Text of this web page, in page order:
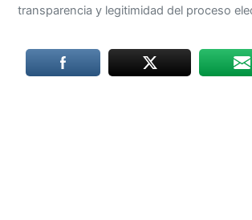
transparencia y legitimidad del proceso